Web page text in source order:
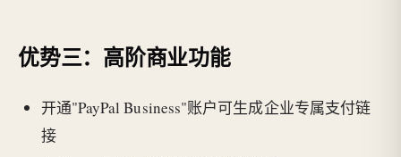
优势三：高阶商业功能
开通"PayPal Business"账户可生成企业专属支付链
接